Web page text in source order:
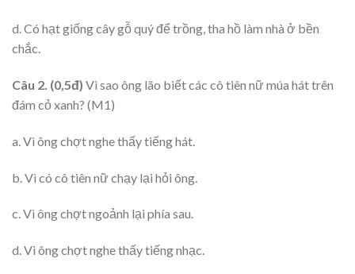
d. Có hạt giống cây gỗ quý để trồng, tha hồ làm nhà ở bền
chắc.
Câu 2. (0,5đ) Vì sao ông lão biết các cô tiên nữ múa hát trên
đám cỏ xanh? (M1)
a. Vì ông chợt nghe thấy tiếng hát.
b. Vì có cô tiên nữ chạy lại hỏi ông.
c. Vì ông chợt ngoảnh lại phía sau.
d. Vì ông chợt nghe thấy tiếng nhạc.